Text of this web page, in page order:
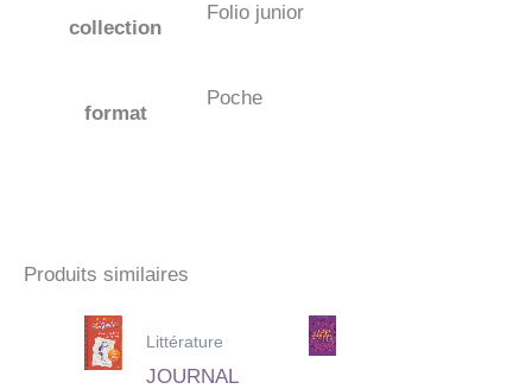
collection
Folio junior
format
Poche
Produits similaires
Littérature
JOURNAL